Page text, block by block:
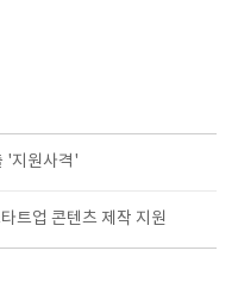
'지원사격'
트업 콘텐츠 제작 지원